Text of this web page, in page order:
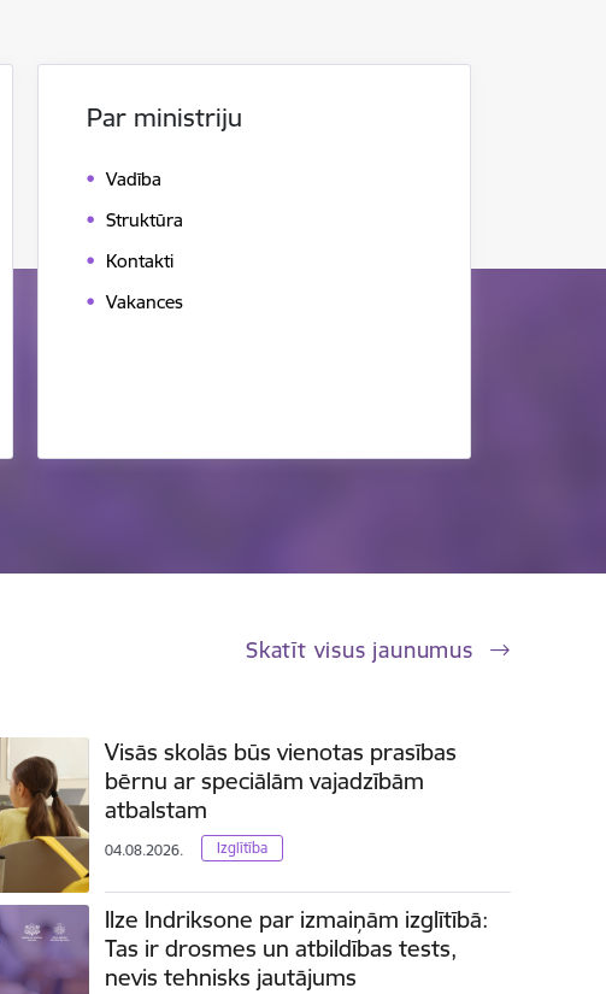
Par ministriju
Vadība
Struktūra
Kontakti
Vakances
Skatīt visus jaunumus
Visās skolās būs vienotas prasības
bērnu ar speciālām vajadzībām
atbalstam
04.08.2026. Izglītība
Ilze Indriksone par izmaiņām izglītībā:
Tas ir drosmes un atbildības tests,
nevis tehnisks jautājums